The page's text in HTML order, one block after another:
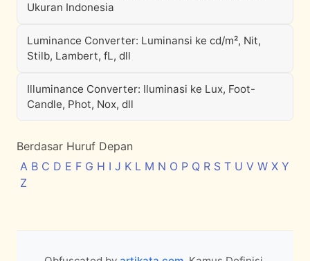
Ukuran Indonesia
Luminance Converter: Luminansi ke cd/m², Nit,
Stilb, Lambert, fL, dll
Illuminance Converter: Iluminasi ke Lux, Foot-
Candle, Phot, Nox, dll
Berdasar Huruf Depan
A B C D E F G H I J K L M N O P Q R S T U V W X Y
Z